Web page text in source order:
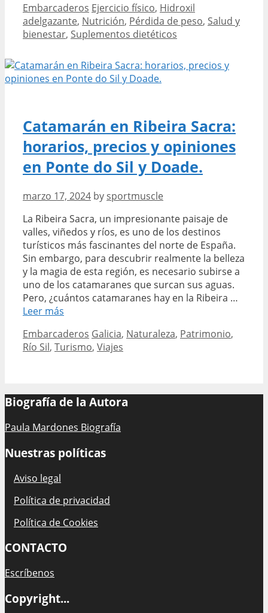
de
salud
mental
Categories
Embarcaderos Tags
Ejercicio físico, Hidroxil
adelgazante, Nutrición, Pérdida de peso, Salud y
bienestar, Suplementos dietéticos
Catamarán en Ribeira Sacra:
horarios, precios y opiniones
en Ponte do Sil y Doade.
marzo 17, 2024 by sportmuscle
La Ribeira Sacra, un impresionante paisaje de
valles, viñedos y ríos, es uno de los destinos
turísticos más fascinantes del norte de España.
Sin embargo, para descubrir realmente la belleza
y la magia de esta región, es necesario subirse a
uno de los catamaranes que surcan sus aguas.
Pero, ¿cuántos catamaranes hay en la Ribeira …
Leer más
Ribeira
Sacra:
opiniones
Ponte
Sil
Categories
Embarcaderos Tags
Galicia, Naturaleza, Patrimonio,
Río Sil, Turismo, Viajes
Biografía de la Autora
Paula Mardones Biografía
Nuestras políticas
Aviso legal
Política de privacidad
Política de Cookies
CONTACTO
Escríbenos
Copyright...